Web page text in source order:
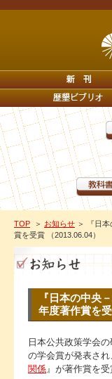
TOP ＞ お知らせ ＞ 『日
賞を受賞 （2013.06.04）
『日本の中央
年度著作賞を
日本公共政策学会
の学会賞が発表さ
関係』が著作賞を受